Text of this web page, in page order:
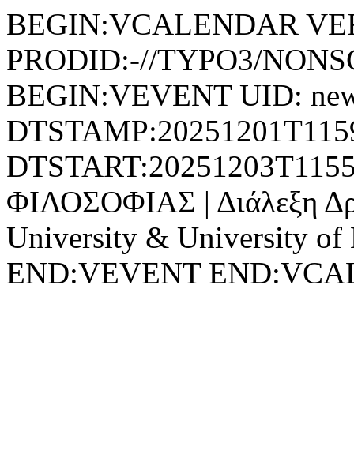
BEGIN:VCALENDAR
PRODID:-//TYPO3/
BEGIN:VEVENT UID:
ΦΙΛΟΣΟΦΙΑΣ | Διάλεξη
University & University of
END:VEVENT